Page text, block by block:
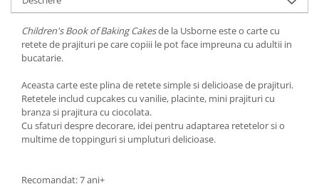
Children's Book of Baking Cakesde la Usborne este o carte cu
retete de prajituri pe care copiii le pot face impreuna cu adultii in
bucatarie.
Aceasta carte este plina de retete simple si delicioase de prajituri.
Retetele includ cupcakes cu vanilie, placinte, mini prajituri cu
branza si prajitura cu ciocolata.
Cu sfaturi despre decorare, idei pentru adaptarea retetelor si o
multime de toppinguri si umpluturi delicioase.
Recomandat: 7 ani+